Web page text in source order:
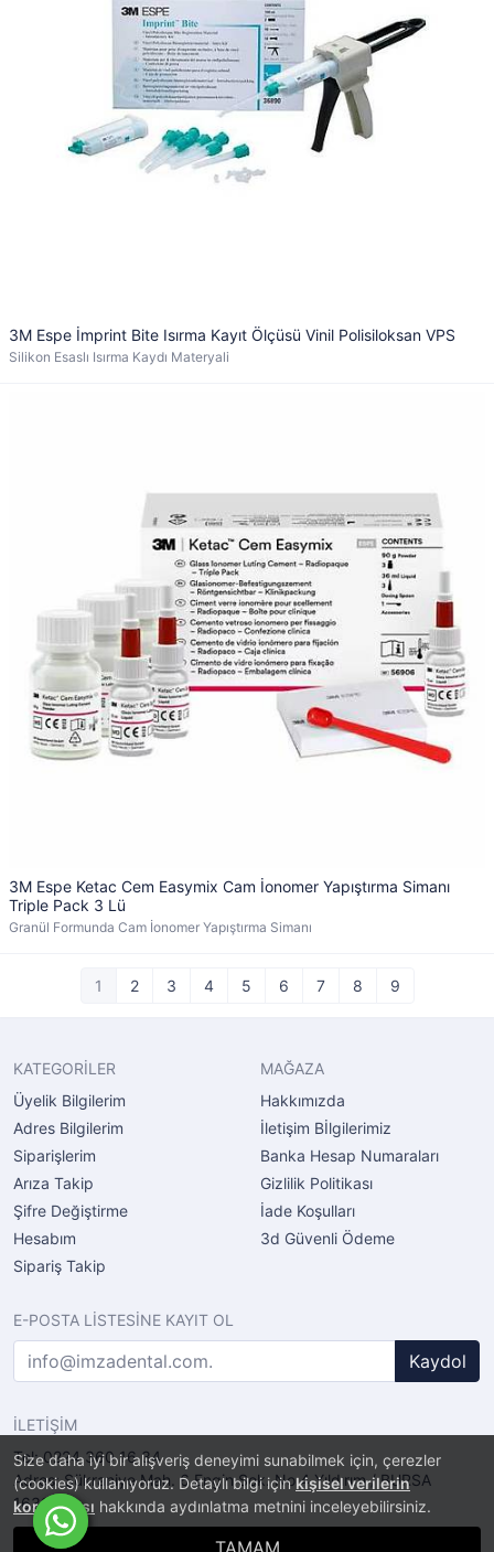
Size daha iyi bir alışveriş deneyimi sunabilmek için, çerezler
(cookies) kullanıyoruz. Detaylı bilgi içinkişisel verilerin
korunması hakkında aydınlatma metnini inceleyebilirsiniz.
TAMAM
3M Espe İmprint Bite Isırma Kayıt Ölçüsü Vinil Polisiloksan VPS
Silikon Esaslı Isırma Kaydı Materyali
3M Espe Ketac Cem Easymix Cam İonomer Yapıştırma Simanı
Triple Pack 3 Lü
Granül Formunda Cam İonomer Yapıştırma Simanı
1 2 3 4 5 6 7 8 9
KATEGORİLER
Üyelik Bilgilerim
Adres Bilgilerim
Siparişlerim
Arıza Takip
Şifre Değiştirme
Hesabım
Sipariş Takip
MAĞAZA
Hakkımızda
İletişim Bİlgilerimiz
Banka Hesap Numaraları
Gizlilik Politikası
İade Koşulları
3d Güvenli Ödeme
E-POSTA LİSTESİNE KAYIT OL
Kaydol
İLETİŞİM
Tel: 0224 360 16 34
Adres: Şükraniye Mah. 6.Engin Sok. No.4 Yıldırım / BURSA
16320